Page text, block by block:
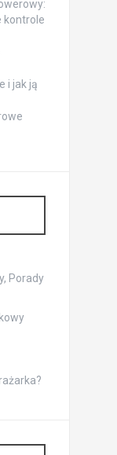
kontrole
i jak ją
Porady